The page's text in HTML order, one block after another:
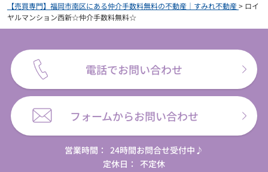
【売買専門】福岡市南区にある仲介手数料無料の不動産｜すみれ不動産> ロイ
ヤルマンション西新☆仲介手数料無料☆
電話でお問い合わせ
フォームからお問い合わせ
営業時間：
24時間お問合せ受付中♪
定休日：
不定休